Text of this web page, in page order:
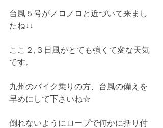
台風５号がノロノロと近づいて来まし
たね↓↓
ここ２,３日風がとても強くて変な天気
です。
九州のバイク乗りの方、台風の備えを
早めにして下さいね☆
倒れないようにロープで何かに括り付